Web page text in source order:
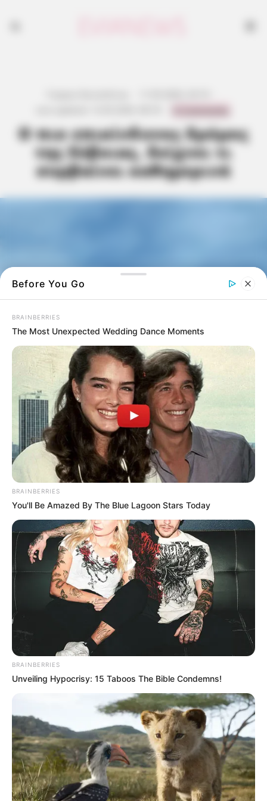
Ο πιο επικίνδυνος δρόμος
της Εύβοιας, δείχνει τι
συμβαίνει καθημερινά
Η διαδρομή που συνδέει τη Νέα Αρτάκη με
τα Ψαχνά δεν είναι απλώς ένας δρόμος
καθημερινής μετακίνησης, αλλά μια
επικίνδυνη ζώνη όπου η οδηγική
ασυνειδησία και οι ελλιπείς υποδομές
συνθέτουν ένα σκηνικό τρόμου
TAKEAWAYS
Ο δρόμος Νέας Αρτάκης – Ψαχνών
χαρακτηρίζεται ιδιαίτερα επικίνδυνος λόγω
υποδομών και οδηγικής συμπεριφοράς
•Η στενότητα του δρόμου και η απουσία
διαχωριστικών λωρίδων αυξάνουν τον κίνδυνο
τροχαίων
•Παρά το όριο των 50 χλμ/ώρα, καταγράφονται
συχνά επικίνδυνα προσπεράσματα με υψηλές
Before You Go
BRAINBERRIES
The Most Unexpected Wedding Dance Moments
BRAINBERRIES
You'll Be Amazed By The Blue Lagoon Stars Today
BRAINBERRIES
Unveiling Hypocrisy: 15 Taboos The Bible Condemns!